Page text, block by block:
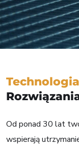
Od ponad 30 lat
wspierają